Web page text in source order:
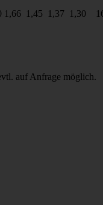
1,66 1,45 1,37 1,30
auf Anfrage möglich.